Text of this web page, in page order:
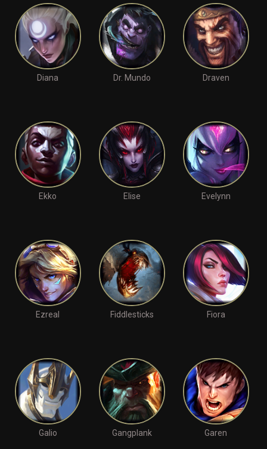
Diana Dr. Mundo Draven
Ekko Elise Evelynn
Ezreal Fiddlesticks Fiora
Galio Gangplank Garen